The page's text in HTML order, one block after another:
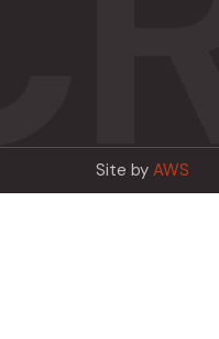
Site by AWS